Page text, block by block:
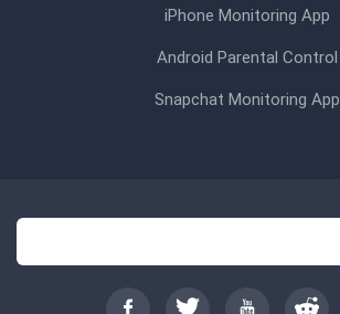
iPhone Monitoring App
Android Parental Control
Snapchat Monitoring App